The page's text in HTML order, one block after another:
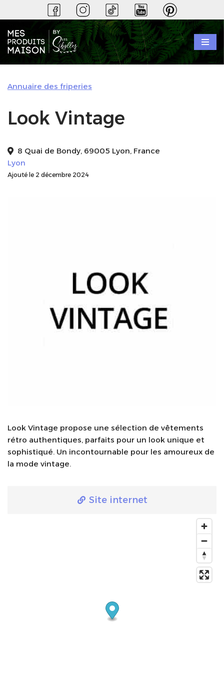
au
contenu
Annuaire des friperies
Look Vintage
8 Quai de Bondy, 69005 Lyon, France
Lyon
Ajouté le 2 décembre 2024
Look Vintage propose une sélection de vêtements
rétro authentiques, parfaits pour un look unique et
sophistiqué. Un incontournable pour les amoureux de
la mode vintage.
Site internet